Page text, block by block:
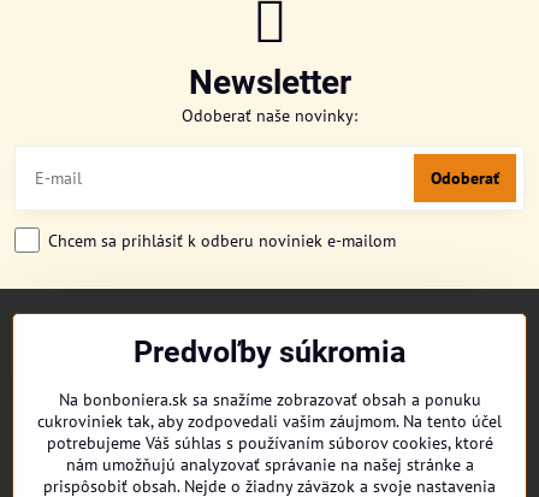
Newsletter
Odoberať naše novinky:
Odoberať
Chcem sa prihlásiť k odberu noviniek e-mailom
DORUČENIE OBJEDNÁVKY
REKLAMAČNÉ PODMIENKY
OBCHODNÉ PODMIENKY
KONTAKT
Predvoľby súkromia
Na bonboniera.sk sa snažíme zobrazovať obsah a ponuku
cukroviniek tak, aby zodpovedali vašim záujmom. Na tento účel
potrebujeme Váš súhlas s používaním súborov cookies, ktoré
nám umožňujú analyzovať správanie na našej stránke a
prispôsobiť obsah. Nejde o žiadny záväzok a svoje nastavenia